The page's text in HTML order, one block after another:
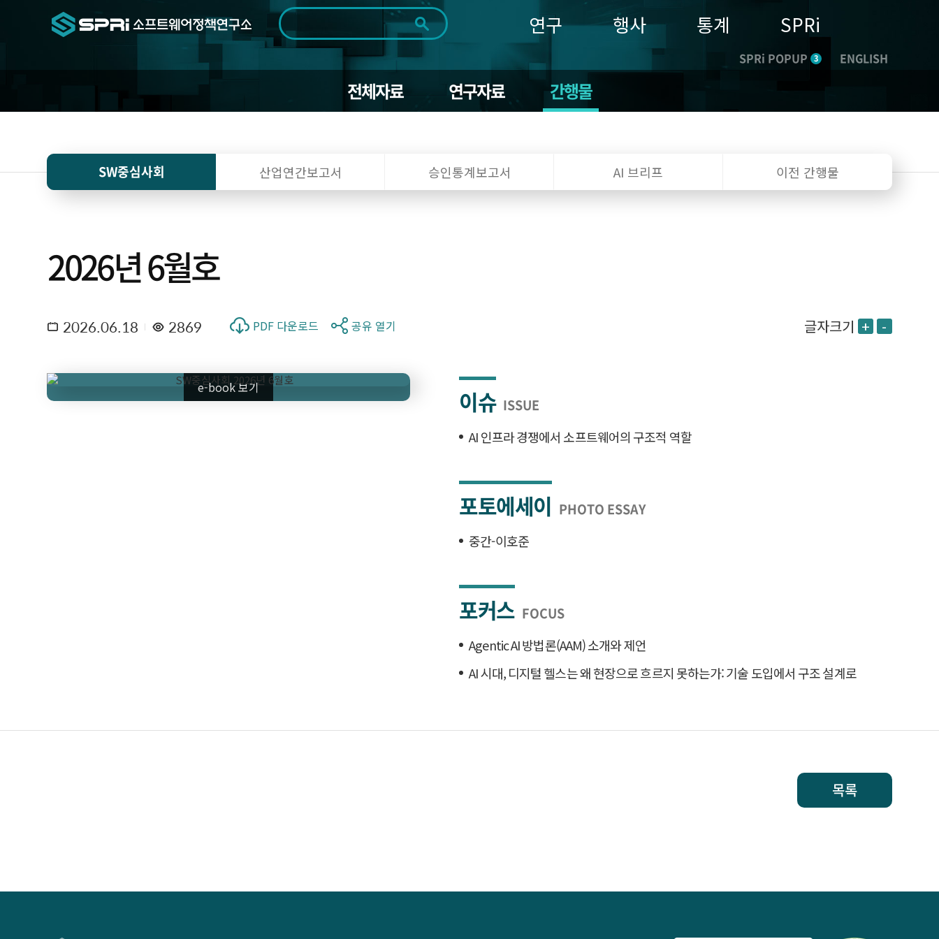
검색범위 전체
기간 전체 1일 1주 1개월 3개월 1년
~
연구 행사 통계 SPRi
SPRi POPUP 3 ENGLISH
전체자료 연구자료 간행물
SW중심사회 산업연간보고서 승인통계보고서 AI 브리프 이전 간행물
2026년 6월호
2026.06.18 2869 PDF 다운로드 공유 열기 글자크기 + -
e-book 보기 이슈 ISSUE
AI 인프라 경쟁에서 소프트웨어의 구조적 역할
포토에세이 PHOTO ESSAY
중간-이호준
포커스 FOCUS
Agentic AI 방법론(AAM) 소개와 제언
AI 시대, 디지털 헬스는 왜 현장으로 흐르지 못하는가: 기술 도입에서 구조 설계로
목록